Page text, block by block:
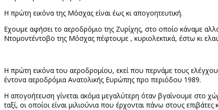
Η πρώτη εικόνα της Μόσχας είναι έως κι απογοητευτική.
Εχουμε αφήσει το αεροδρόμιο της Ζυρίχης, στο οποίο κάναμε
Ντομοντέντοβο της Μόσχας πέφτουμε , κυριολεκτικά, έστω κι
Η πρώτη εικόνα του αεροδρομίου, εκεί που περνάμε τους
έντονα αεροδρόμια Ανατολικής Ευρώπης προ περιόδου 1989.
Η απογοήτευση γίνεται ακόμα μεγαλύτερη όταν βγαίνουμε στο
ταξί, οι οποίοι είναι μιλιούνια που έρχονται πάνω στους